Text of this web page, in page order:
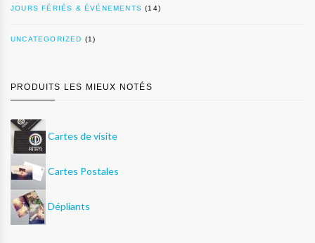
JOURS FÉRIÉS & ÉVÉNEMENTS (14)
UNCATEGORIZED (1)
PRODUITS LES MIEUX NOTÉS
Cartes de visite
Cartes Postales
Dépliants